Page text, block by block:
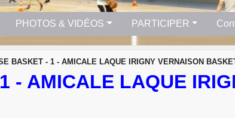
PHOTOS & VIDÉOS PARTICIPER
BASKET - 1 - AMICALE LAQUE IRIGNY VERNAISON
- AMICALE LAQUE